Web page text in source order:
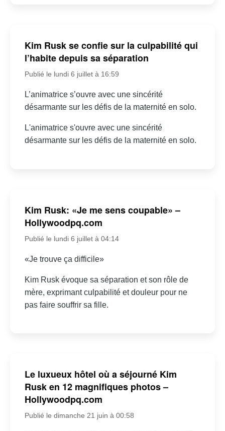
Kim Rusk se confie sur la culpabilité qui
l’habite depuis sa séparation
Publié le lundi 6 juillet à 16:59
L’animatrice s’ouvre avec une sincérité
désarmante sur les défis de la maternité en solo.
L'animatrice s'ouvre avec une sincérité
désarmante sur les défis de la maternité en solo.
Kim Rusk: «Je me sens coupable» –
Hollywoodpq.com
Publié le lundi 6 juillet à 04:14
«Je trouve ça difficile»
Kim Rusk évoque sa séparation et son rôle de
mère, exprimant culpabilité et douleur pour ne
pas faire souffrir sa fille.
Le luxueux hôtel où a séjourné Kim
Rusk en 12 magnifiques photos –
Hollywoodpq.com
Publié le dimanche 21 juin à 00:58